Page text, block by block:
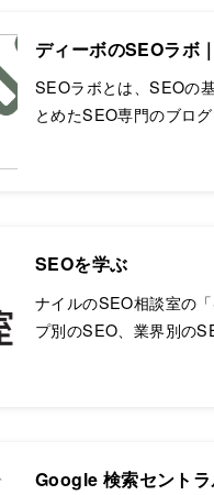
ディーボのSEOラボ
SEOラボとは、SEOの
とめたSEO専門のブロ
SEOを学ぶ
ナイルのSEO相談室の
プ別のSEO、業界別の
Google 検索セント